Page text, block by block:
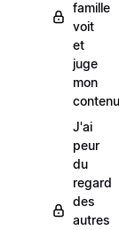
famille
voit
et
juge
mon
contenu
J'ai
peur
du
regard
des
autres